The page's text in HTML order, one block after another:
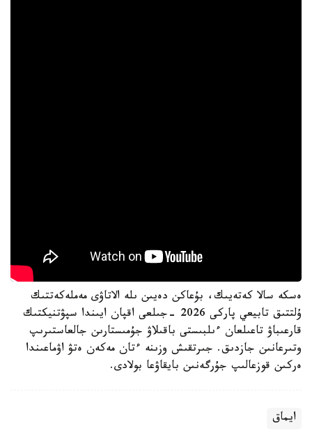
ەسكە سالا كەتەيىك، بۇعاكن دەيىن ىلە الاتاۋى مەملەكەتتىك
ۇلتتىق تابيعي پاركى 2026 -جىلعى اقپان ايىندا سپۋتنيكتىك
قارعىباۋ تاعىلعان ءىلبىستى باقىلاۋ جۇمىستارىن جالعاستىرىپ
وتىرعانىن جازدىق. جىرتقىش وزىنە ءتان مەكەن ەتۋ اۋماعىندا
ەركىن قوزعالىپ جۇرگەنىن بايقاۋعا بولادى.
ايماق